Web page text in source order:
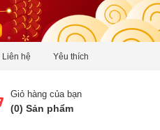
Liên hệ Yêu thích
Giỏ hàng của bạn
(0) Sản phẩm